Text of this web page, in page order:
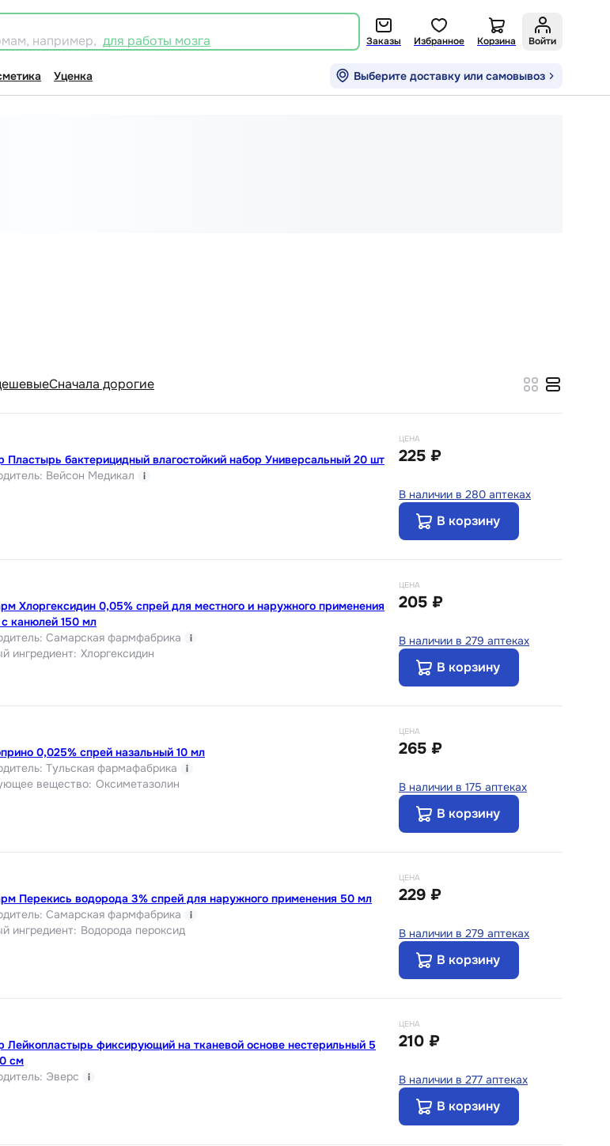
например, для работы мозга Заказы Избранное Корзина Войти
Уценка Выберите доставку или самовывоз
Cначала дорогие
Пластырь бактерицидный влагостойкий набор Универсальный 20 шт
: Вейсон Медикал i
ЦЕНА
225 ₽
В наличии в 280 аптеках
В корзину
Хлоргексидин 0,05% спрей для местного и наружного применения
канюлей 150 мл
: Самарская фармфабрика i
ингредиент: Хлоргексидин
ЦЕНА
205 ₽
В наличии в 279 аптеках
В корзину
0,025% спрей назальный 10 мл
: Тульская фармафабрика i
вещество: Оксиметазолин
ЦЕНА
265 ₽
В наличии в 175 аптеках
В корзину
Перекись водорода 3% спрей для наружного применения 50 мл
: Самарская фармфабрика i
ингредиент: Водорода пероксид
ЦЕНА
229 ₽
В наличии в 279 аптеках
В корзину
Лейкопластырь фиксирующий на тканевой основе нестерильный 5
см
: Эверс i
ЦЕНА
210 ₽
В наличии в 277 аптеках
В корзину